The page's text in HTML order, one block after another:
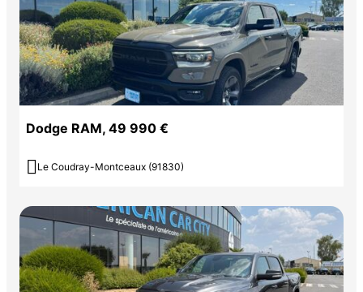
Dodge RAM, 49 990 €
 Le Coudray-Montceaux (91830)